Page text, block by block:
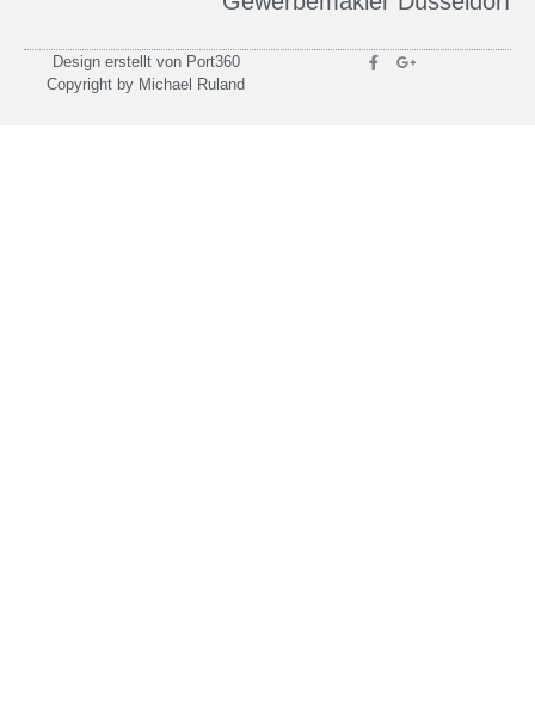
Design erstellt von Port360
Copyright by Michael Ruland